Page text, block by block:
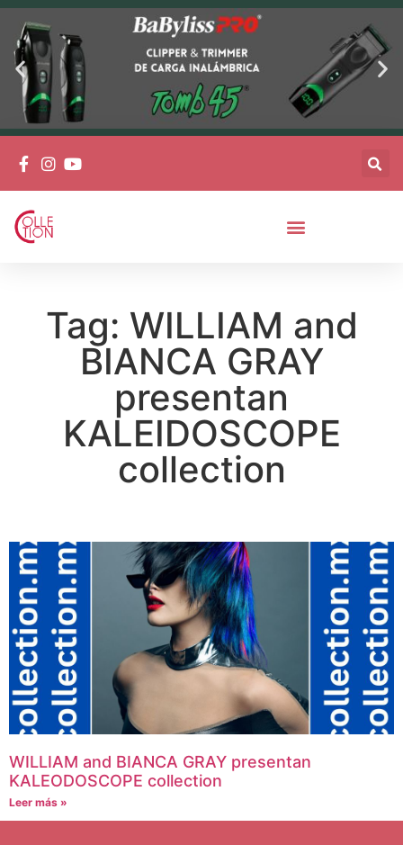
Tag: WILLIAM and
BIANCA GRAY
presentan
KALEIDOSCOPE
collection
WILLIAM and BIANCA GRAY presentan
KALEODOSCOPE collection
Leer más »